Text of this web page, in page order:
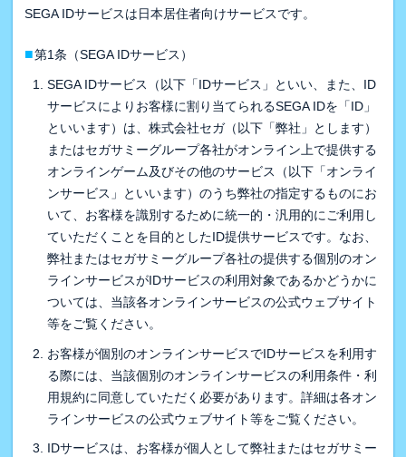
SEGA IDサービスは日本居住者向けサービスです。
■第1条（SEGA IDサービス）
SEGA IDサービス（以下「IDサービス」といい、また、ID
サービスによりお客様に割り当てられるSEGA IDを「ID」
といいます）は、株式会社セガ（以下「弊社」とします）
またはセガサミーグループ各社がオンライン上で提供する
オンラインゲーム及びその他のサービス（以下「オンライ
ンサービス」といいます）のうち弊社の指定するものにお
いて、お客様を識別するために統一的・汎用的にご利用し
ていただくことを目的としたID提供サービスです。なお、
弊社またはセガサミーグループ各社の提供する個別のオン
ラインサービスがIDサービスの利用対象であるかどうかに
ついては、当該各オンラインサービスの公式ウェブサイト
等をご覧ください。
お客様が個別のオンラインサービスでIDサービスを利用す
る際には、当該個別のオンラインサービスの利用条件・利
用規約に同意していただく必要があります。詳細は各オン
ラインサービスの公式ウェブサイト等をご覧ください。
IDサービスは、お客様が個人として弊社またはセガサミー